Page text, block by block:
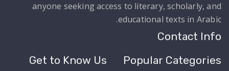
anyone seeking access to literary, scholarly, and
educational texts in Arabic.
Contact Info
Popular Categories
Get to Know Us